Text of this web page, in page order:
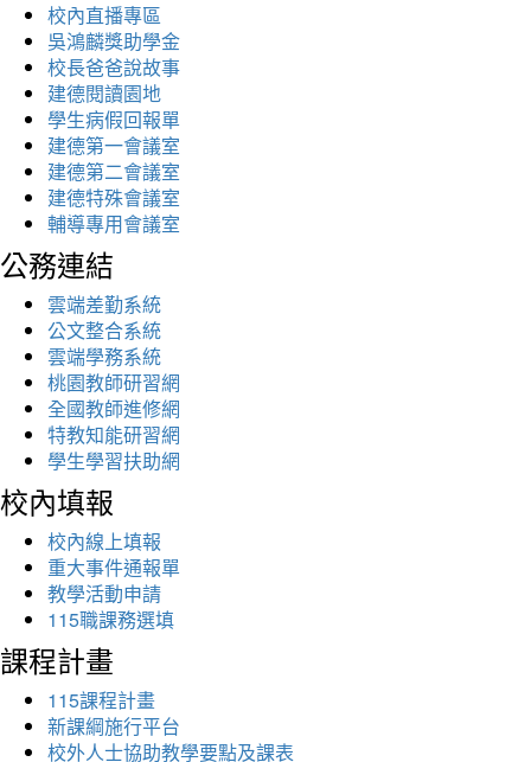
校內直播專區
吳鴻麟獎助學金
校長爸爸說故事
建德閱讀園地
學生病假回報單
建德第一會議室
建德第二會議室
建德特殊會議室
輔導專用會議室
公務連結
雲端差勤系統
公文整合系統
雲端學務系統
桃園教師研習網
全國教師進修網
特教知能研習網
學生學習扶助網
校內填報
校內線上填報
重大事件通報單
教學活動申請
115職課務選填
課程計畫
115課程計畫
新課綱施行平台
校外人士協助教學要點及課表